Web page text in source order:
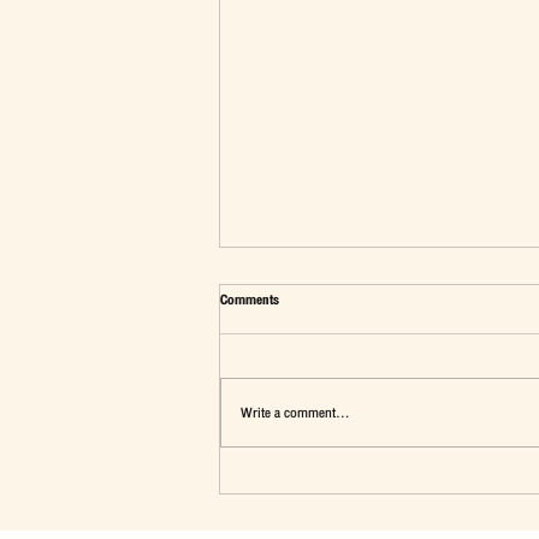
มุมมองต่อประเด็น"นักเรียนทุนรัฐบาลไทย"
Comments
Write a comment...